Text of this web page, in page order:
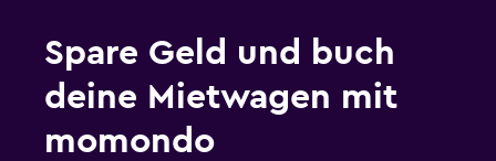
Spare Geld und buch
deine Mietwagen mit
momondo